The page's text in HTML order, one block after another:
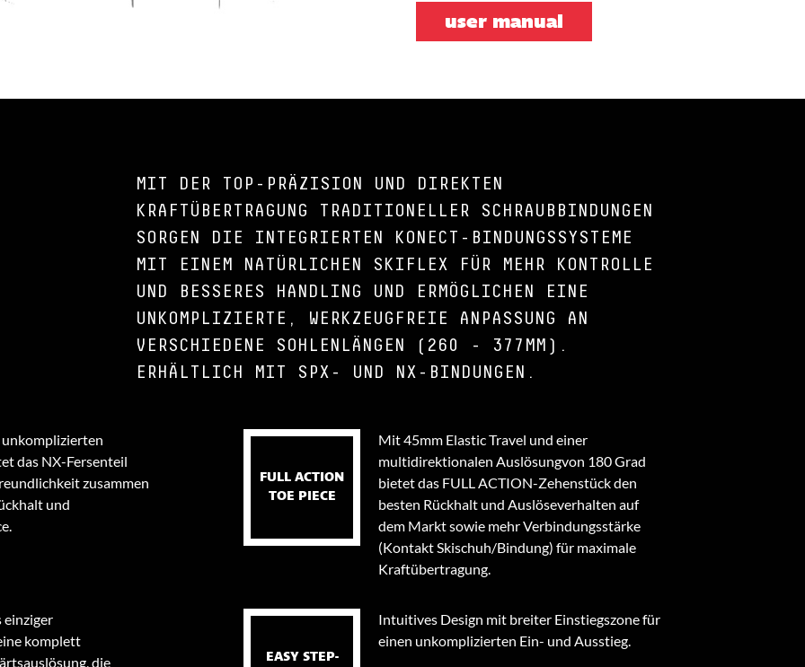
user manual
MIT DER TOP-PRÄZISION UND DIREKTEN
KRAFTÜBERTRAGUNG TRADITIONELLER SCHRAUBBINDUNGEN
SORGEN DIE INTEGRIERTEN KONECT-BINDUNGSSYSTEME
MIT EINEM NATÜRLICHEN SKIFLEX FÜR MEHR KONTROLLE
UND BESSERES HANDLING UND ERMÖGLICHEN EINE
UNKOMPLIZIERTE, WERKZEUGFREIE ANPASSUNG AN
VERSCHIEDENE SOHLENLÄNGEN (260 - 377MM).
ERHÄLTLICH MIT SPX- UND NX-BINDUNGEN.
das NX-Fersenteil
zusammen
und
FULL ACTION
TOE PIECE
Mit 45mm Elastic Travel und einer
multidirektionalen Auslösungvon 180 Grad
bietet das FULL ACTION-Zehenstück den
besten Rückhalt und Auslöseverhalten auf
dem Markt sowie mehr Verbindungsstärke
(Kontakt Skischuh/Bindung) für maximale
Kraftübertragung.
einziger
komplett
die
EASY STEP-
Intuitives Design mit breiter Einstiegszone für
einen unkomplizierten Ein- und Ausstieg.